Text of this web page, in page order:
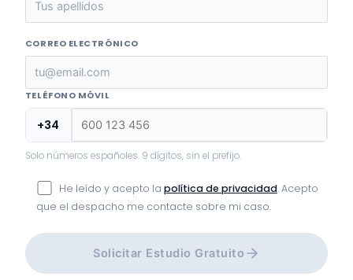
CORREO ELECTRÓNICO
TELÉFONO MÓVIL
+34
Solo números españoles. 9 dígitos, sin el prefijo.
He leído y acepto la política de privacidad. Acepto
que el despacho me contacte sobre mi caso.
Solicitar Estudio Gratuito